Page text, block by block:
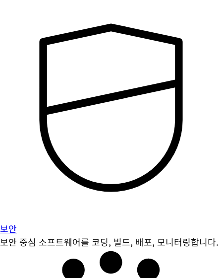
보안
보안 중심 소프트웨어를 코딩, 빌드, 배포, 모니터링합니다.